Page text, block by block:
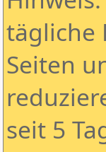
tägliche
Seiten
seit 5